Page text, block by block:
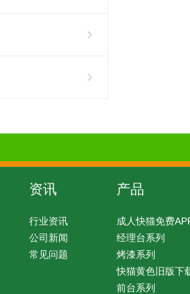
资讯
行业资讯
公司新闻
常见问题
产品
成人快猫免费
经理台系列
烤漆系列
快猫黄色旧版下
前台系列